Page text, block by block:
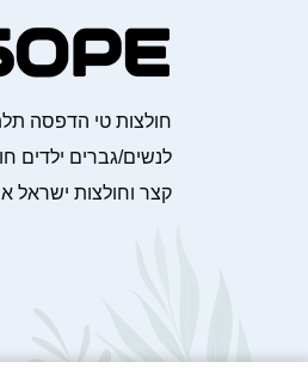
חולצות טי הדפסה
לנשים/גברים ילדים
קצר וחולצות ישראל